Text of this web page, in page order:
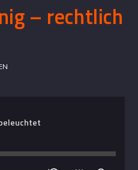
– rechtlich